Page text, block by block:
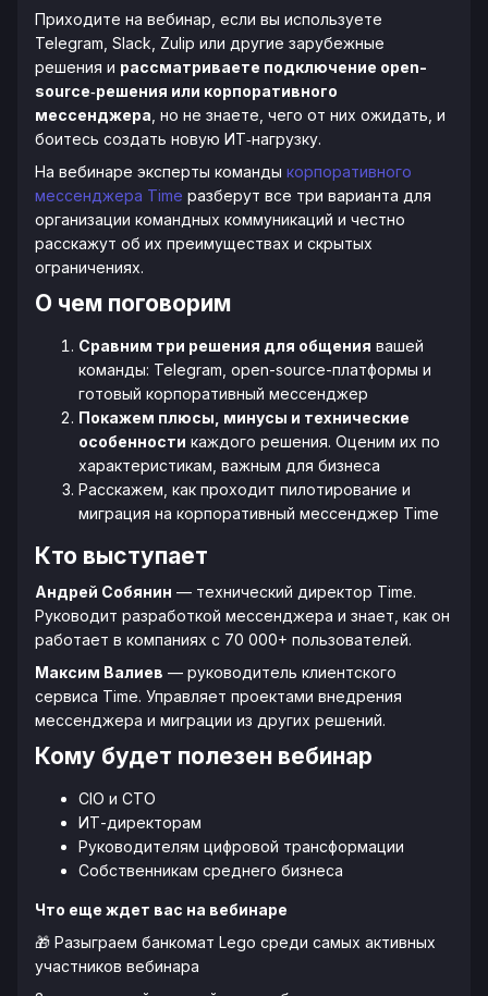
Приходите на вебинар, если вы используете
Telegram, Slack, Zulip или другие зарубежные
решения и рассматриваете подключение open-
source‑решения или корпоративного
мессенджера , но не знаете, чего от них ожидать, и
боитесь создать новую ИТ‑нагрузку.
На вебинаре эксперты команды корпоративного
мессенджера Time разберут все три варианта для
организации командных коммуникаций и честно
расскажут об их преимуществах и скрытых
ограничениях.
О чем поговорим
Сравним три решения для общения вашей
команды: Telegram, open-source-платформы и
готовый корпоративный мессенджер
Покажем плюсы, минусы и технические
особенности каждого решения. Оценим их по
характеристикам, важным для бизнеса
Расскажем, как проходит пилотирование и
миграция на корпоративный мессенджер Time
Кто выступает
Андрей Собянин — технический директор Time.
Руководит разработкой мессенджера и знает, как он
работает в компаниях с 70 000+ пользователей.
Максим Валиев — руководитель клиентского
сервиса Time. Управляет проектами внедрения
мессенджера и миграции из других решений.
Кому будет полезен вебинар
CIO и CTO
ИТ-директорам
Руководителям цифровой трансформации
Собственникам среднего бизнеса
Что еще ждет вас на вебинаре
🎁 Разыграем банкомат Lego среди самых активных
участников вебинара